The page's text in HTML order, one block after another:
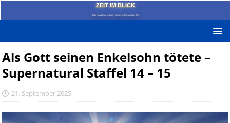
ZEIT IM BLICK
Das News-Blog mit dem kritischen Blick auf die Zeit!
Als Gott seinen Enkelsohn tötete –
Supernatural Staffel 14 – 15
21. September 2025